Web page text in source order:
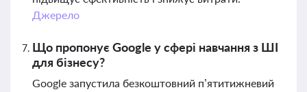
Джерело
Що пропонує Google у сфері навчання з ШІ
для бізнесу?
Google запустила безкоштовний п’ятитижневий